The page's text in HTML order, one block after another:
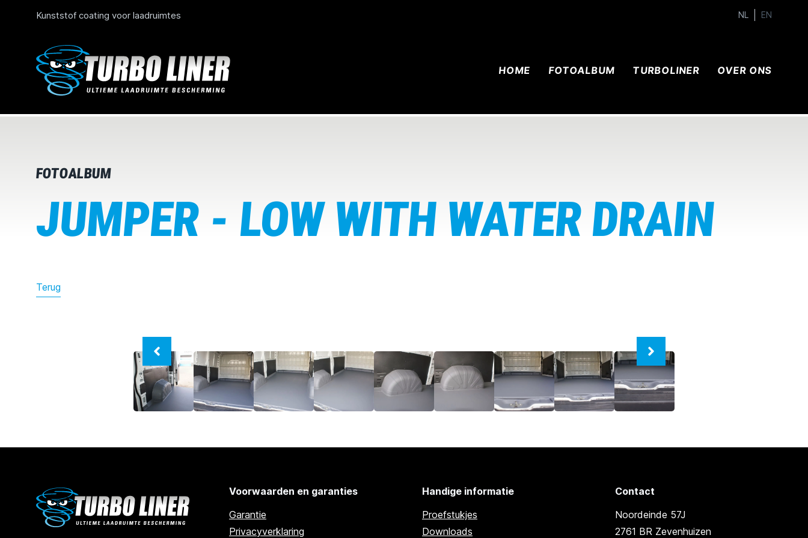
Kunststof coating voor laadruimtes NL EN
HOME FOTOALBUM TURBOLINER OVER ONS
FOTOALBUM
JUMPER - LOW WITH WATER DRAIN
Terug
Voorwaarden en garanties
Garantie
Privacyverklaring
Handige informatie
Proefstukjes
Downloads
Contact
Noordeinde 57J
2761 BR Zevenhuizen